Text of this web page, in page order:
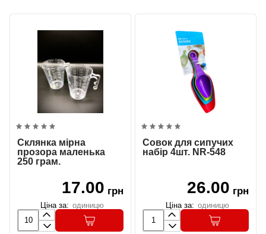
Склянка мірна
прозора маленька
250 грам.
17.00 грн
Ціна за: одиницю
Совок для сипучих
набір 4шт. NR-548
26.00 грн
Ціна за: одиницю